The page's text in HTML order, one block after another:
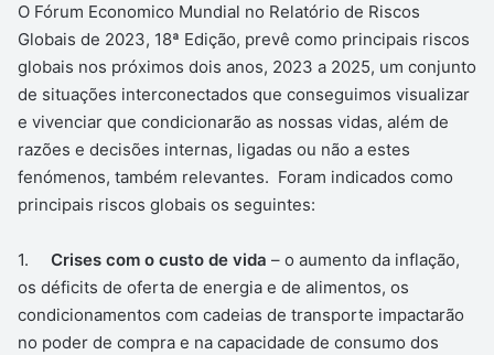
O Fórum Economico Mundial no Relatório de Riscos
Globais de 2023, 18ª Edição, prevê como principais riscos
globais nos próximos dois anos, 2023 a 2025, um conjunto
de situações interconectados que conseguimos visualizar
e vivenciar que condicionarão as nossas vidas, além de
razões e decisões internas, ligadas ou não a estes
fenómenos, também relevantes. Foram indicados como
principais riscos globais os seguintes:
1. Crises com o custo de vida – o aumento da inflação,
os déficits de oferta de energia e de alimentos, os
condicionamentos com cadeias de transporte impactarão
no poder de compra e na capacidade de consumo dos